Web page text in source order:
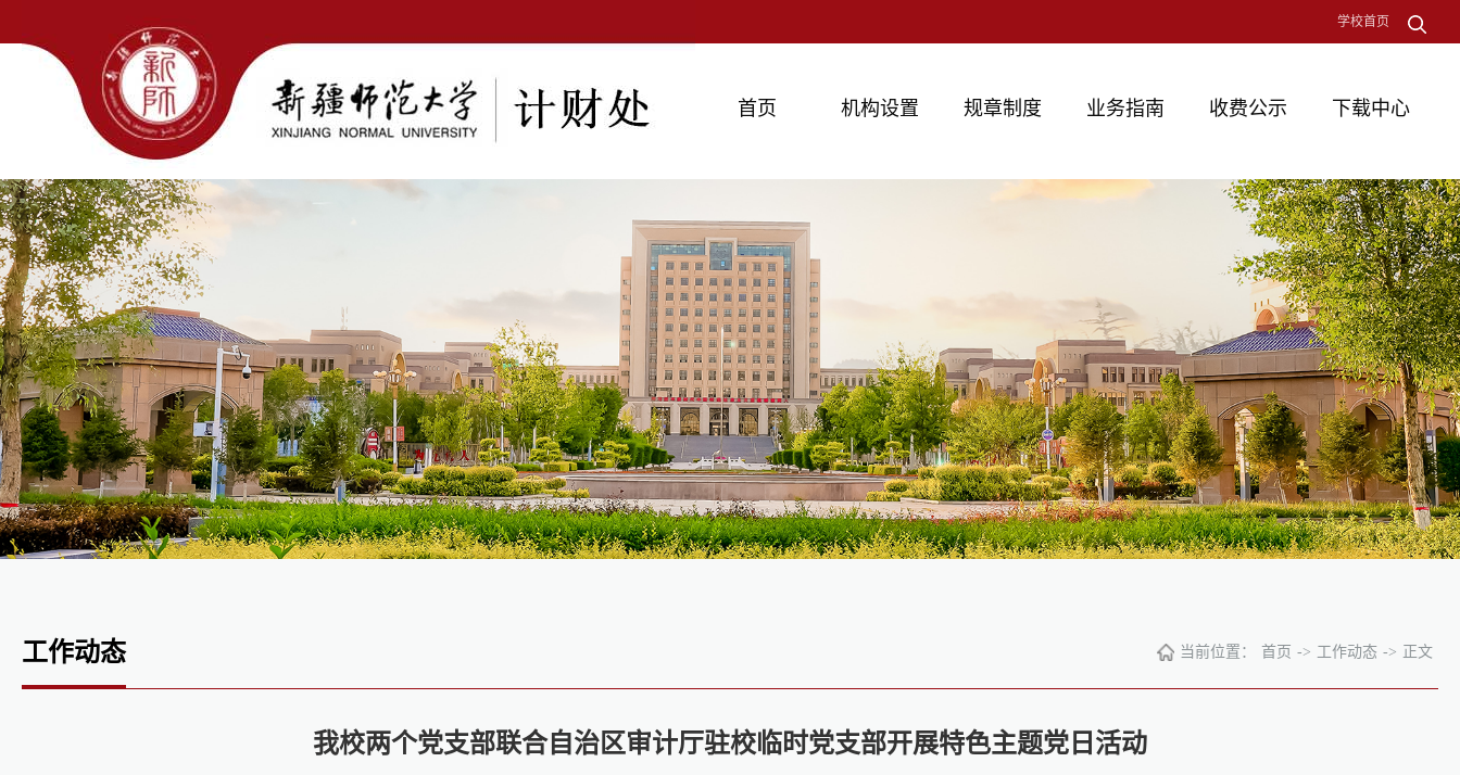
学校首页
首页 机构设置 规章制度 业务指南 收费公示 下载中心
工作动态 当前位置： 首页 -> 工作动态 -> 正文
我校两个党支部联合自治区审计厅驻校临时党支部开展特色主题党日活动